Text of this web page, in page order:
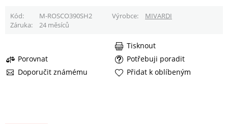
Kód M-ROSCO390SH2 Výrobce
MIVARDI
Záruka
24 měsíců
Porovnat
Potřebuji poradit
Doporučit známému
Tisknout
Přidat k oblíbeným